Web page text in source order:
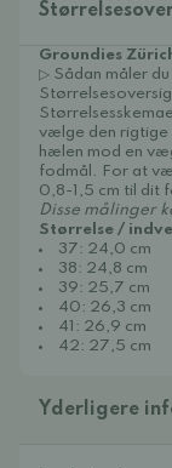
Groundies
▷ Sådan måler
vælge den rigtige
hælen mod en
fodmål. For at
0,8-1,5 cm til dit
Disse målinger
Størrelse /
37: 24,0 cm
38: 24,8 cm
39: 25,7 cm
40: 26,3 cm
41: 26,9 cm
42: 27,5 cm
Yderligere